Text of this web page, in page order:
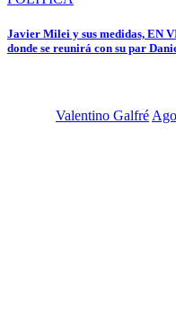
Javier Milei y sus medidas, EN
donde se reunirá con su par
Valentino Galfré